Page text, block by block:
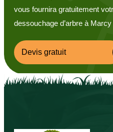
vous fournira gratuitement
dessouchage d’arbre à
Devis gratuit